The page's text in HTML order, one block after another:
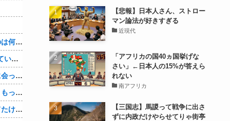
３～１５世紀に文明が発展しなかったのは何故か？
【1/4】嫁が嫁の勤め先の社長と不倫している。証拠を掴む前に嫁から離婚を切り出されたので、ハッタリかまして証拠を握っているフリしたら、向こうから示談話を振ってきたｗ
単身赴任の俺。妻が最近ある男と頻繁に会っている。電話で問い詰めた。「好きなのはアナタ、でも会えないのがツライ、寂しいから・・・」妻は、その男と不倫関係に発展した様だ…
娘の托卵疑惑が晴れた嫁。「安心した、もっと早く打ち明けて鑑定しておけばよかった」と。そして「今度こそ家族三人で幸せになりたい」と言い出した！！ごめんこうむるわｗｗ
サングラスかけるの恥ずかしいと思ってたけど、日差し強すぎてサングラスかけ始めたわ
【悲報】日本人さん、ストロー
マン論法が好きすぎる
近現代
「アフリカの国40ヵ国挙げな
さい」←日本人の15%が答えら
れない
南アフリカ
【三国志】馬謖って戦争に出さ
ずに内政だけやらせてりゃ街亭